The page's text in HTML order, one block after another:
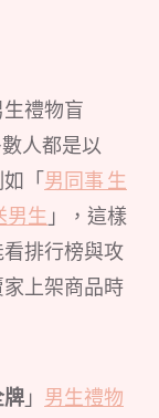
禮物盲
人都是以
如「男同事 生
男生 」，這樣
排行榜與攻
上架商品時
牌 」 男生禮物